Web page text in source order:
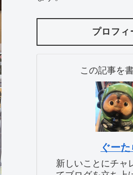
プロフィ
この記事を
ぐーた
新しいことにチャ